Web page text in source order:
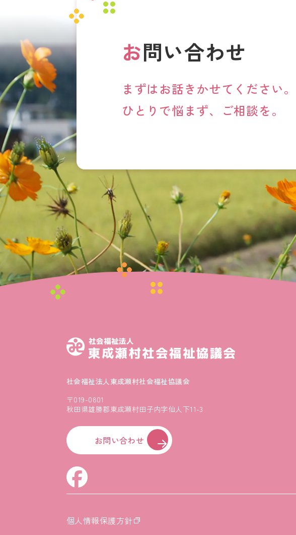
お問い合わせ
まずはお話きかせてください。
ひとりで悩まず、ご相談を。
社会福祉法人東成瀬村社会福祉協議会
〒019-0801
秋田県雄勝郡東成瀬村田子内字仙人下11-3
お問い合わせ
個人情報保護方針